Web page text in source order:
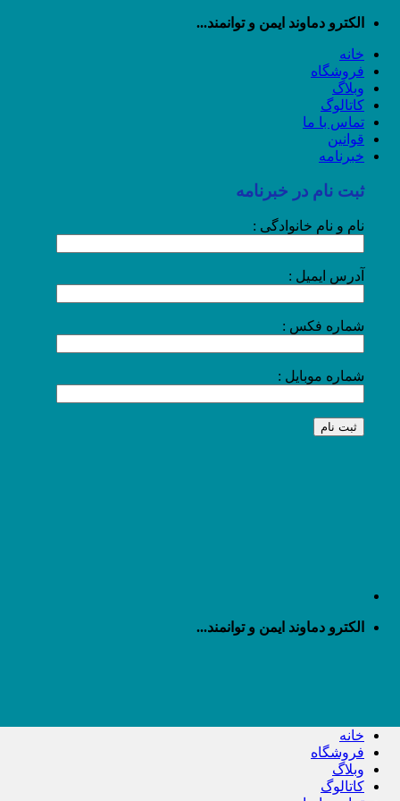
پرش
محتوا
الکترو دماوند ایمن و توانمند...
خانه
فروشگاه
وبلاگ
کاتالوگ
تماس با ما
قوانین
خبرنامه
ثبت نام در خبرنامه
نام و نام خانوادگی :
آدرس ایمیل :
شماره فکس :
شماره موبایل :
الکترو دماوند ایمن و توانمند...
خانه
فروشگاه
وبلاگ
کاتالوگ